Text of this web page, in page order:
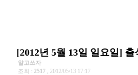
[2012년 5월 13일 일요일] 출
알고쓰자
조회 : 2517 , 2012/05/13 17:17